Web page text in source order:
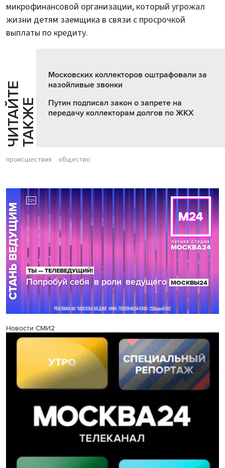
микрофинансовой организации, который угрожал
жизни детям заемщика в связи с просрочкой
выплаты по кредиту.
Ч
И
Т
АЙ
Т
Е
Т
А
К
ЖЕ
Московских коллекторов оштрафовали за
назойливые звонки
Путин подписал закон о запрете на
передачу коллекторам долгов по ЖКХ
происшествия общество
Новости СМИ2